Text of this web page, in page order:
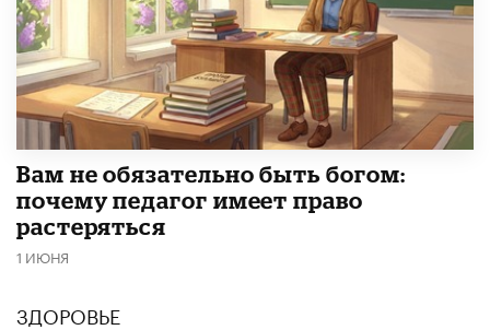
​Вам не обязательно быть богом:
почему педагог имеет право
растеряться
1 ИЮНЯ
ЗДОРОВЬЕ